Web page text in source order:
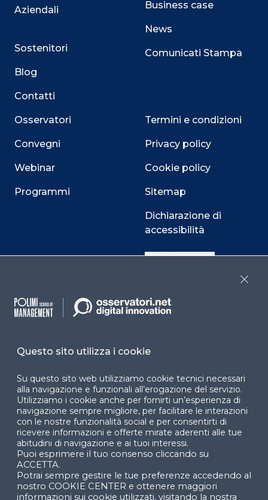
Aziendali
Sostenitori
Blog
Contatti
Osservatori
Convegni
Webinar
Programmi
Business case
News
Comunicati Stampa
Termini e condizioni
Privacy policy
Cookie policy
Sitemap
Dichiarazione di
accessibilità
Cookie Center
Facebook LinkedIn
© 2024 Copyright © Politecnico di Milano Dipartimento
di Ingegneria Gestionale
Questo sito utilizza i cookie
Su questo sito web utilizziamo cookie tecnici necessari
alla navigazione e funzionali all’erogazione del servizio.
Utilizziamo i cookie anche per fornirti un’esperienza di
navigazione sempre migliore, per facilitare le interazioni
con le nostre funzionalità social e per consentirti di
ricevere informazioni e offerte mirate aderenti alle tue
abitudini di navigazione e ai tuoi interessi.
Puoi esprimere il tuo consenso cliccando su
ACCETTA.
Potrai sempre gestire le tue preferenze accedendo al
nostro COOKIE CENTER e ottenere maggiori
informazioni sui cookie utilizzati, visitando la nostra